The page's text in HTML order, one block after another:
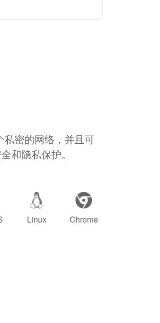
私密的网络，并且可
和隐私保护。
Linux Chrome